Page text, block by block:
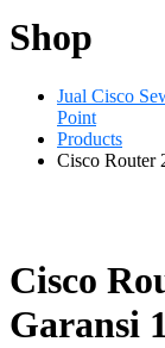
Shop
Jual Cisco
Point
Products
Cisco Router
Cisco
Garansi